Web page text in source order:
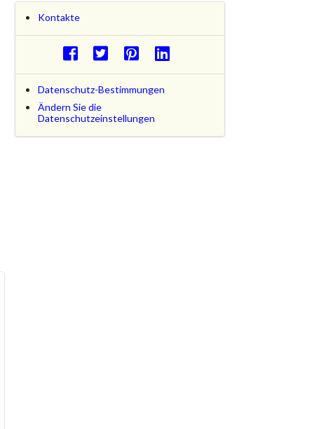
Kontakte
Datenschutz-Bestimmungen
Ändern Sie die
Datenschutzeinstellungen